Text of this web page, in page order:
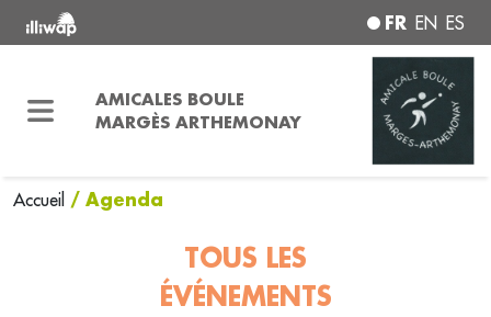
FR EN ES
AMICALES BOULE
MARGÈS ARTHEMONAY
Accueil / Agenda
TOUS LES
ÉVÉNEMENTS